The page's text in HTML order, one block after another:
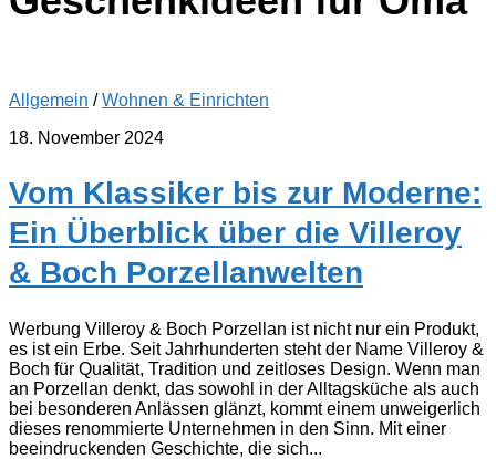
Allgemein /Wohnen & Einrichten
18. November 2024
Vom Klassiker bis zur Moderne:
Ein Überblick über die Villeroy
& Boch Porzellanwelten
Werbung Villeroy & Boch Porzellan ist nicht nur ein Produkt,
es ist ein Erbe. Seit Jahrhunderten steht der Name Villeroy &
Boch für Qualität, Tradition und zeitloses Design. Wenn man
an Porzellan denkt, das sowohl in der Alltagsküche als auch
bei besonderen Anlässen glänzt, kommt einem unweigerlich
dieses renommierte Unternehmen in den Sinn. Mit einer
beeindruckenden Geschichte, die sich...